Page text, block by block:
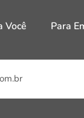
Você Para